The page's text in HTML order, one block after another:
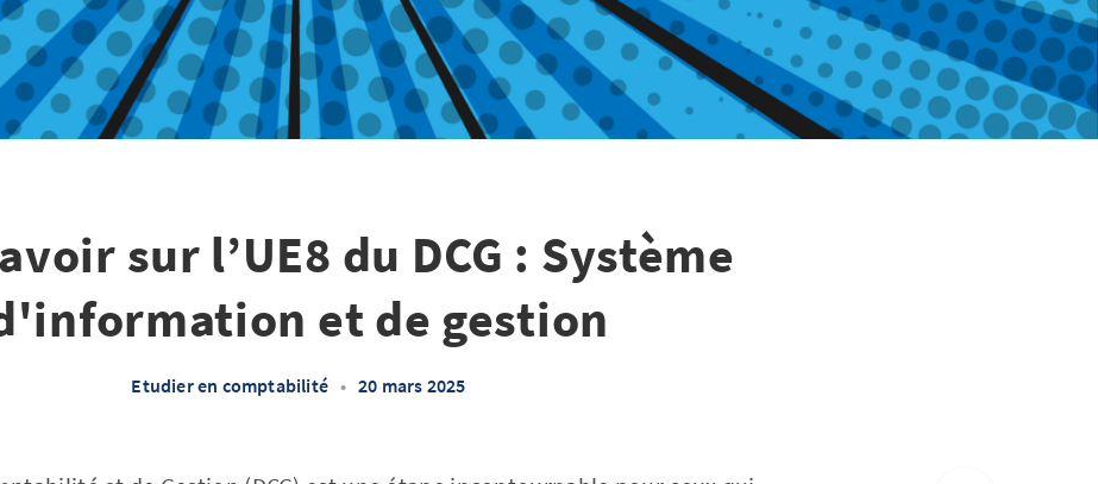
sur l’UE8 du DCG : Système
et de gestion
Etudier en comptabilité • 20 mars 2025